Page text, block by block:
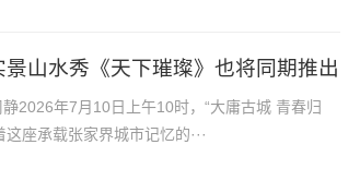
山水秀《天下璀璨》也将同期推出
2026年7月10日上午10时，“大庸古城 青春归
座承载张家界城市记忆的···